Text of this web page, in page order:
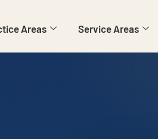
Areas Service Areas